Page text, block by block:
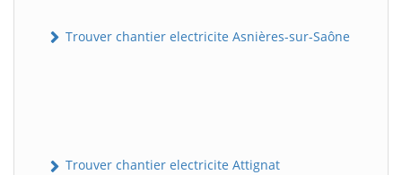
Trouver chantier electricite Asnières-sur-Saône
Trouver chantier electricite Attignat